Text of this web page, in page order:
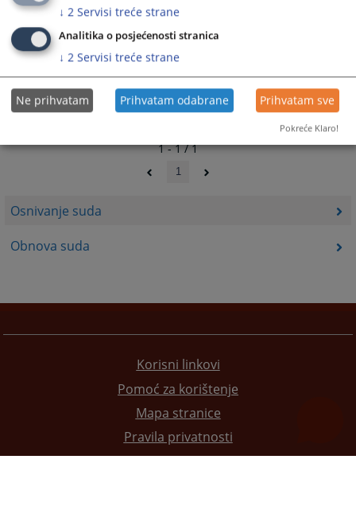
Osnivanje suda
Obnova suda
1 - 1 / 1
1
Korisni linkovi
Pomoć za korištenje
Mapa stranice
Pravila privatnosti
↓ 2 Servisi treće strane
Analitika o posjećenosti stranica
↓ 2 Servisi treće strane
Ne prihvatam Prihvatam odabrane Prihvatam sve
Pokreće Klaro!